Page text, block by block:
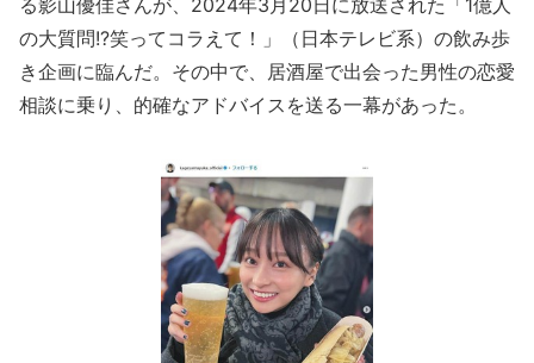
る影山優佳さんが、2024年3月20日に放送された「1億人
の大質問!?笑ってコラえて！」（日本テレビ系）の飲み歩
き企画に臨んだ。その中で、居酒屋で出会った男性の恋愛
相談に乗り、的確なアドバイスを送る一幕があった。